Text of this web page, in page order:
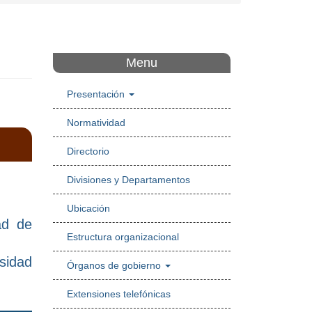
de
Menu
Presentación
Normatividad
Directorio
Divisiones y Departamentos
Ubicación
Estructura organizacional
Órganos de gobierno
Extensiones telefónicas